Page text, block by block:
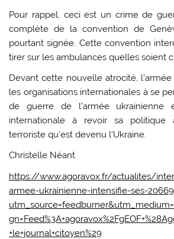
Pour rappel, ceci est un crime de
complète de la convention de
pourtant signée. Cette convention
tirer sur les ambulances quelles soient
Devant cette nouvelle atrocité,
les organisations internationales à se
de guerre de l’armée ukrainienne
internationale à revoir sa politique
terroriste qu’est devenu l’Ukraine.
Christelle Néant
https://www.agoravox.fr/actualites/
armee-ukrainienne-intensifie-ses-
+le+journal+citoyen%29